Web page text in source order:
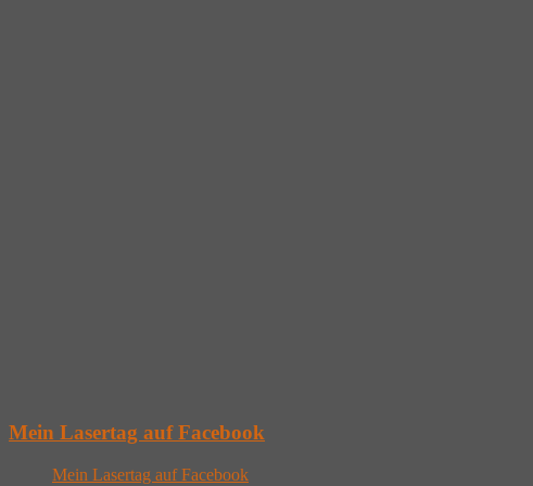
Mein Lasertag auf Facebook
Mein Lasertag auf Facebook